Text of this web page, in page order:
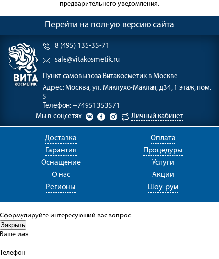
предварительного уведомления.
Перейти на полную версию сайта
8 (495) 135-35-71
sale@vitakosmetik.ru
Пункт самовывоза Витакосметик в Москве
Адрес: Москва, ул. Миклухо-Маклая, д34, 1 этаж, пом.
5
Телефон: +74951353571
Мы в соцсетях
Личный кабинет
Доставка
Оплата
Гарантия
Процедуры
Оснащение
Услуги
О нас
Акции
Регионы
Шоу-рум
Сформулируйте интересующий вас вопрос
Ваше имя
Телефон